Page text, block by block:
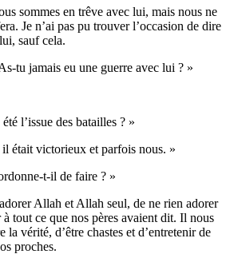
sommes en trêve avec lui, mais nous ne
Je n’ai pas pu trouver l’occasion de dire
sauf cela.
tu jamais eu une guerre avec lui ? »
l’issue des batailles ? »
était victorieux et parfois nous. »
t-il de faire ? »
Allah et Allah seul, de ne rien adorer
tout ce que nos pères avaient dit. Il nous
la vérité, d’être chastes et d’entretenir de
proches.